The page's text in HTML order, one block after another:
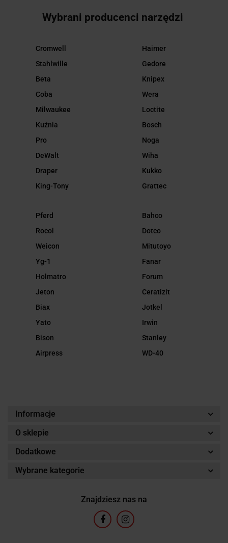
Wybrani producenci narzędzi
Cromwell
Stahlwille
Beta
Coba
Milwaukee
Kuźnia
Pro
DeWalt
Draper
King-Tony
Haimer
Gedore
Knipex
Wera
Loctite
Bosch
Noga
Wiha
Kukko
Grattec
Pferd
Rocol
Weicon
Yg-1
Holmatro
Jeton
Biax
Yato
Bison
Airpress
Bahco
Dotco
Mitutoyo
Fanar
Forum
Ceratizit
Jotkel
Irwin
Stanley
WD-40
Informacje
O sklepie
Dodatkowe
Wybrane kategorie
Znajdziesz nas na